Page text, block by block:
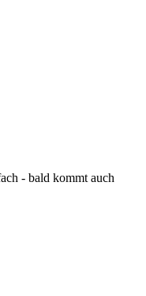
- bald kommt auch